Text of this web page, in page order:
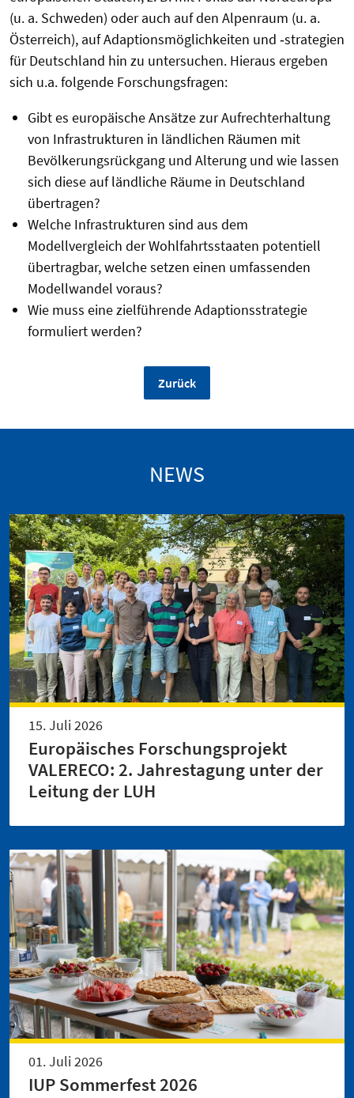
(u. a. Schweden) oder auch auf den Alpenraum (u. a.
Österreich), auf Adaptionsmöglichkeiten und ‐strategien
für Deutschland hin zu untersuchen. Hieraus ergeben
sich u.a. folgende Forschungsfragen:
Gibt es europäische Ansätze zur Aufrechterhaltung
von Infrastrukturen in ländlichen Räumen mit
Bevölkerungsrückgang und Alterung und wie lassen
sich diese auf ländliche Räume in Deutschland
übertragen?
Welche Infrastrukturen sind aus dem
Modellvergleich der Wohlfahrtsstaaten potentiell
übertragbar, welche setzen einen umfassenden
Modellwandel voraus?
Wie muss eine zielführende Adaptionsstrategie
formuliert werden?
Zurück
NEWS
15. Juli 2026
Europäisches Forschungsprojekt
VALERECO: 2. Jahrestagung unter der
Leitung der LUH
01. Juli 2026
IUP Sommerfest 2026